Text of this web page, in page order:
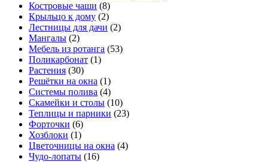
Костровые чаши (8)
Крыльцо к дому (2)
Лестницы для дачи (2)
Мангалы (2)
Мебель из ротанга (53)
Поликарбонат (1)
Растения (30)
Решётки на окна (1)
Системы полива (4)
Скамейки и столы (10)
Теплицы и парники (23)
Форточки (6)
Хозблоки (1)
Цветочницы на окна (4)
Чудо-лопаты (16)